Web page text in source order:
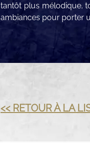
tantôt plus mélodique,
ambiances pour porter
<< RETOUR À LA